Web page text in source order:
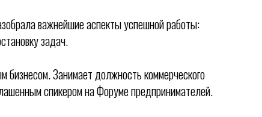
важнейшие аспекты успешной работы:
задач.
бизнесом. Занимает должность коммерческого
спикером на Форуме предпринимателей.